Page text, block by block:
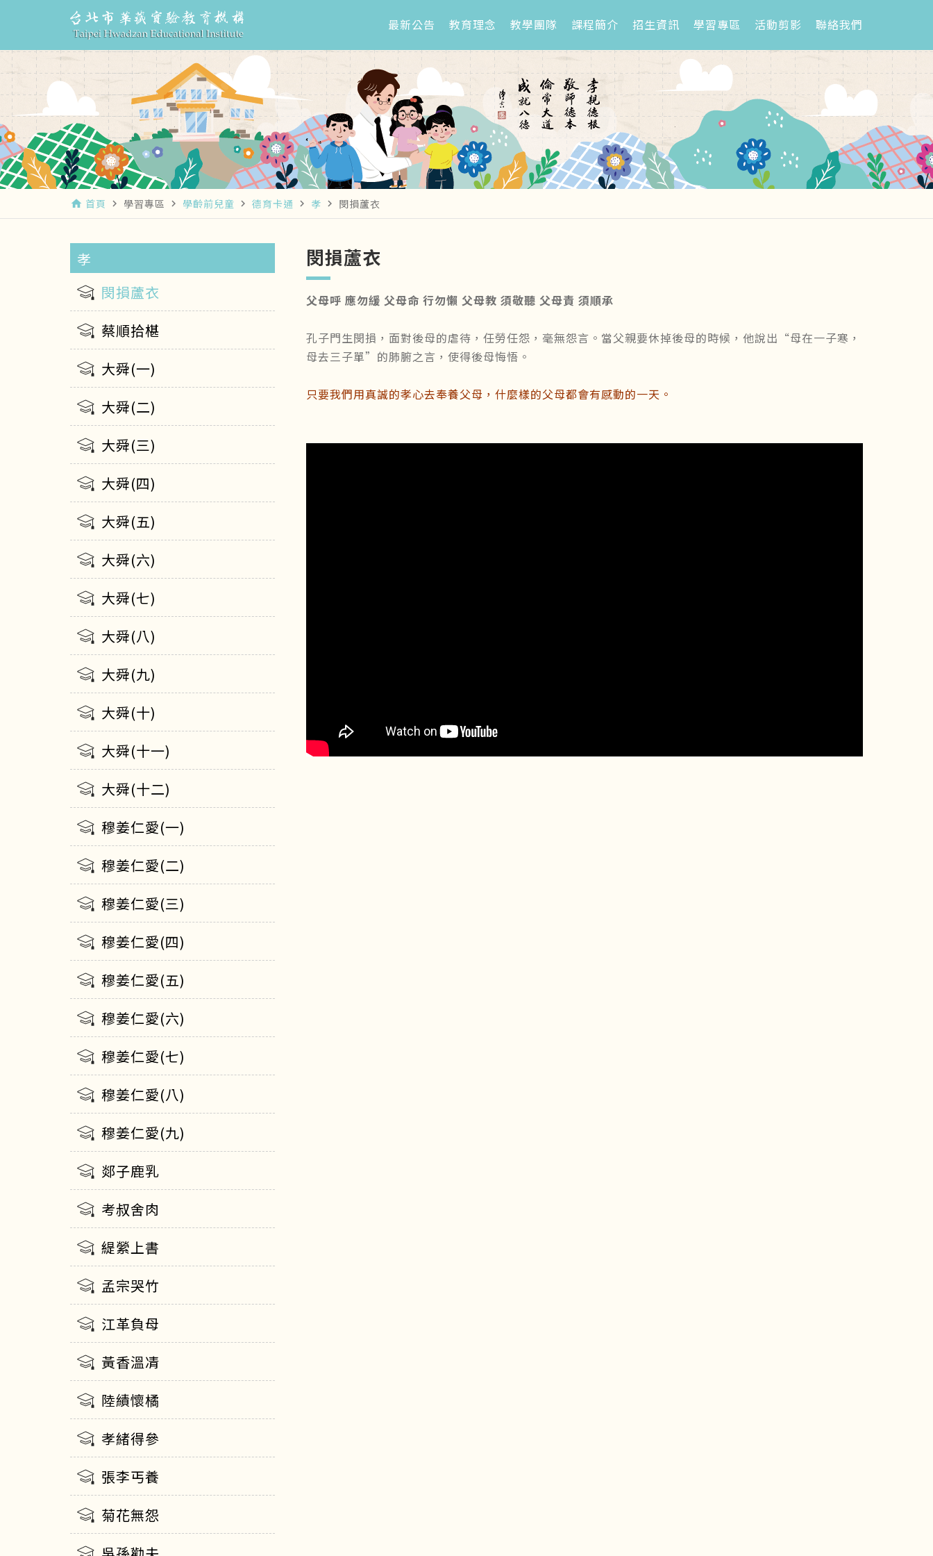
最新公告 教育理念 教學團隊 課程簡介 招生資訊 學習專區 活動剪影 聯絡我們
home 首頁 navigate_next 學習專區 navigate_next 學齡前兒童 navigate_next 德育卡通 navigate_next 孝 navigate_next 閔損蘆衣
孝
閔損蘆衣
蔡順拾椹
大舜(一)
大舜(二)
大舜(三)
大舜(四)
大舜(五)
大舜(六)
大舜(七)
大舜(八)
大舜(九)
大舜(十)
大舜(十一)
大舜(十二)
穆姜仁愛(一)
穆姜仁愛(二)
穆姜仁愛(三)
穆姜仁愛(四)
穆姜仁愛(五)
穆姜仁愛(六)
穆姜仁愛(七)
穆姜仁愛(八)
穆姜仁愛(九)
郯子鹿乳
考叔舍肉
緹縈上書
孟宗哭竹
江革負母
黃香溫凊
陸績懷橘
孝緒得參
張李丐養
菊花無怨
閔損蘆衣
父母呼 應勿緩 父母命 行勿懶 父母教 須敬聽 父母責 須順承
孔子門生閔損，面對後母的虐待，任勞任怨，毫無怨言。當父親要休掉後母的時候，他說出“母在一子寒，
母去三子單”的肺腑之言，使得後母悔悟。
只要我們用真誠的孝心去奉養父母，什麼樣的父母都會有感動的一天。